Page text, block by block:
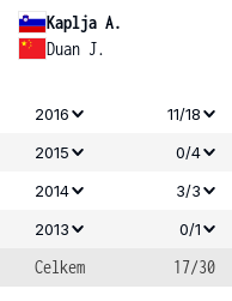
Kaplja A.
Duan J.
2016 11/18
2015
0/4
2014
3/3
2013
0/1
Celkem 17/30